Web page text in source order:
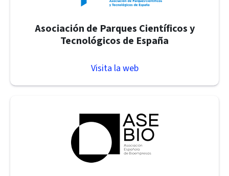
Asociación de Parques Científicos y
Tecnológicos de España
Visita la web